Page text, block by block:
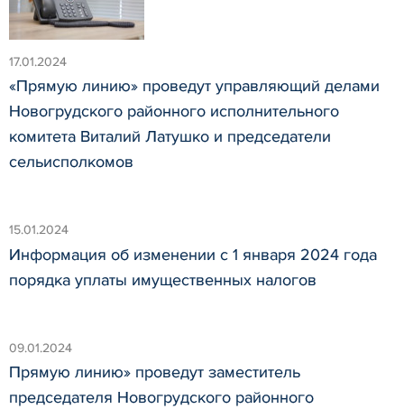
17.01.2024
«Прямую линию» проведут управляющий делами
Новогрудского районного исполнительного
комитета Виталий Латушко и председатели
сельисполкомов
15.01.2024
Информация об изменении с 1 января 2024 года
порядка уплаты имущественных налогов
09.01.2024
Прямую линию» проведут заместитель
председателя Новогрудского районного